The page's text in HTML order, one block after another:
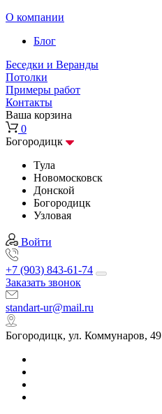
О компании
Блог
Беседки и Веранды
Потолки
Примеры работ
Контакты
Ваша корзина
0
Богородицк
Тула
Новомосковск
Донской
Богородицк
Узловая
Войти
+7 (903) 843-61-74
Заказать звонок
standart-ur@mail.ru
Богородицк, ул. Коммунаров, 49